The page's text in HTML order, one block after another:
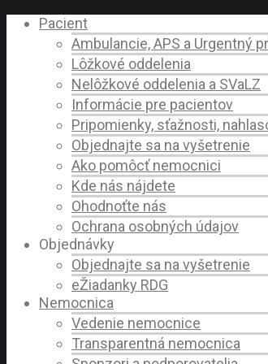
Pacient
Ambulancie, APS a Urgentný
Lôžkové oddelenia
Nelôžkové oddelenia a SVaLZ
Informácie pre pacientov
Pripomienky, sťažnosti,
Objednajte sa na vyšetrenie
Ako pomôcť nemocnici
Kde nás nájdete
Ohodnoťte nás
Ochrana osobných údajov
Objednávky
Objednajte sa na vyšetrenie
eŽiadanky RDG
Nemocnica
Vedenie nemocnice
Transparentná nemocnica